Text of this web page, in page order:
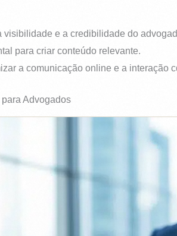
visibilidade e a credibilidade do
para criar conteúdo relevante.
a comunicação online e a interação
Advogados